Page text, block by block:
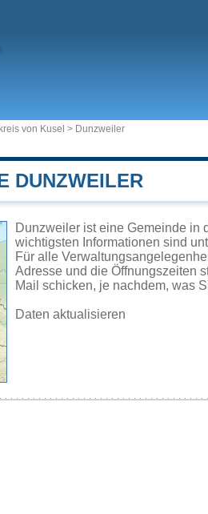
von Kusel > Dunzweiler
DUNZWEILER
Dunzweiler ist eine Gemeinde in
wichtigsten Informationen sind
Für alle
Adresse und die Öffnungszeiten
Mail schicken, je nachdem, was
Daten aktualisieren